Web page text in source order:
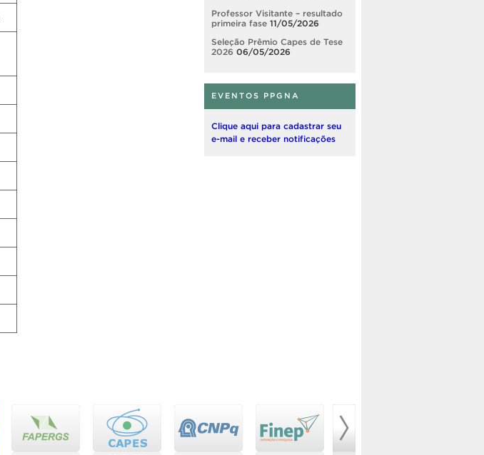
Professor Visitante – resultado
primeira fase 11/05/2026
Seleção Prêmio Capes de Tese
2026 06/05/2026
EVENTOS PPGNA
Clique aqui para cadastrar seu
e-mail e receber notificações